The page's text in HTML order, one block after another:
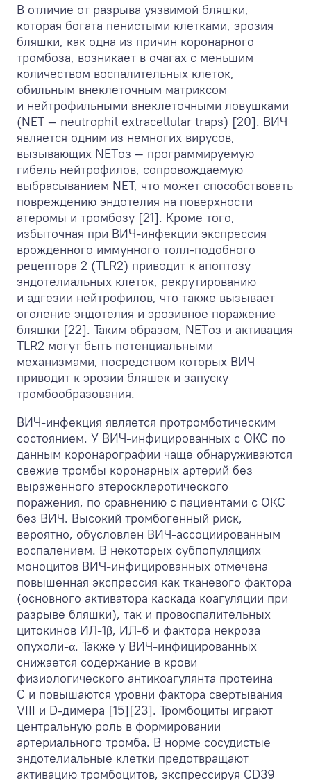
В отличие от разрыва уязвимой бляшки,
которая богата пенистыми клетками, эрозия
бляшки, как одна из причин коронарного
тромбоза, возникает в очагах с меньшим
количеством воспалительных клеток,
обильным внеклеточным матриксом
и нейтрофильными внеклеточными ловушками
(NET — neutrophil extracellular traps) [20]. ВИЧ
является одним из немногих вирусов,
вызывающих NETоз — программируемую
гибель нейтрофилов, сопровождаемую
выбрасыванием NET, что может способствовать
повреждению эндотелия на поверхности
атеромы и тромбозу [21]. Кроме того,
избыточная при ВИЧ-инфекции экспрессия
врожденного иммунного толл-подобного
рецептора 2 (TLR2) приводит к апоптозу
эндотелиальных клеток, рекрутированию
и адгезии нейтрофилов, что также вызывает
оголение эндотелия и эрозивное поражение
бляшки [22]. Таким образом, NETоз и активация
TLR2 могут быть потенциальными
механизмами, посредством которых ВИЧ
приводит к эрозии бляшек и запуску
тромбообразования.
ВИЧ-инфекция является протромботическим
состоянием. У ВИЧ-инфицированных с ОКС по
данным коронарографии чаще обнаруживаются
свежие тромбы коронарных артерий без
выраженного атеросклеротического
поражения, по сравнению с пациентами с ОКС
без ВИЧ. Высокий тромбогенный риск,
вероятно, обусловлен ВИЧ-ассоциированным
воспалением. В некоторых субпопуляциях
моноцитов ВИЧ-инфицированных отмечена
повышенная экспрессия как тканевого фактора
(основного активатора каскада коагуляции при
разрыве бляшки), так и провоспалительных
цитокинов ИЛ-1β, ИЛ-6 и фактора некроза
опухоли-α. Также у ВИЧ-инфицированных
снижается содержание в крови
физиологического антикоагулянта протеина
С и повышаются уровни фактора свертывания
VIII и D-димера [15][23]. Тромбоциты играют
центральную роль в формировании
артериального тромба. В норме сосудистые
эндотелиальные клетки предотвращают
активацию тромбоцитов, экспрессируя CD39